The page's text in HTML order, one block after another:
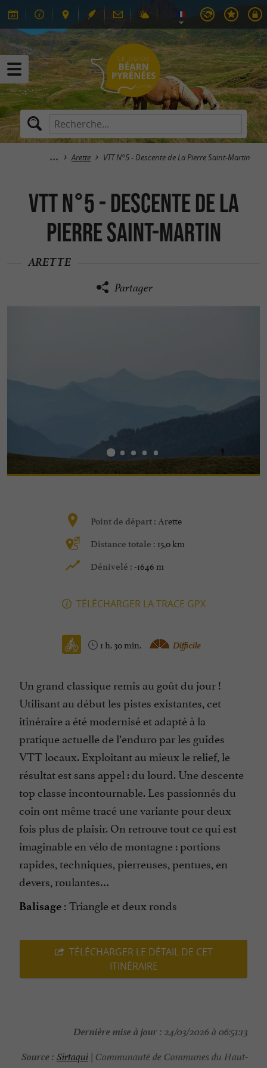
Arette VTT N°5 - Descente de La Pierre Saint-Martin
VTT N°5 - Descente de La
Pierre Saint-Martin
ARETTE
Partager
Point de départ : Arette
Distance totale : 15,0 km
Dénivelé : -1646 m
TÉLÉCHARGER LA TRACE GPX
1 h. 30 min. Difficile
Un grand classique remis au goût du jour !
Utilisant au début les pistes existantes, cet
itinéraire a été modernisé et adapté à la
pratique actuelle de l’enduro par les guides
VTT locaux. Exploitant au mieux le relief, le
résultat est sans appel : du lourd. Une descente
top classe incontournable. Les passionnés du
coin ont même tracé une variante pour deux
fois plus de plaisir. On retrouve tout ce qui est
imaginable en vélo de montagne : portions
rapides, techniques, pierreuses, pentues, en
devers, roulantes…
Balisage : Triangle et deux ronds
TÉLÉCHARGER LE DÉTAIL DE CET
ITINÉRAIRE
Dernière mise à jour : 24/03/2026 à 06:51:13
Source : Sirtaqui | Communauté de Communes du Haut-